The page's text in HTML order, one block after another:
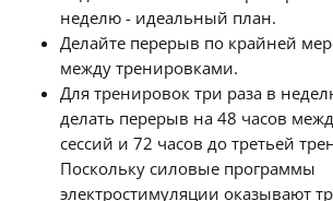
неделю - идеальный план.
Делайте перерыв по крайней
между тренировками.
Для тренировок три раза в
делать перерыв на 48 часов
сессий и 72 часов до третьей
Поскольку силовые программы
электростимуляции оказывают